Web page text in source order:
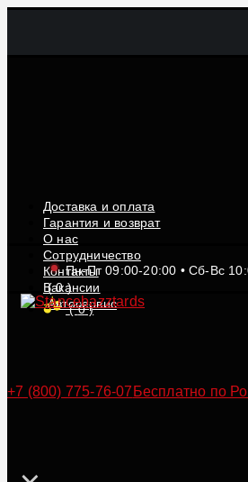
Доставка и оплата
Гарантия и возврат
О нас
Сотрудничество
Контакты
Вакансии
Автосервис
Пн-Пт 09:00-20:00 • Сб-Вс
(0)
(0)
+7 (800) 775-76-07 Бесплатно по